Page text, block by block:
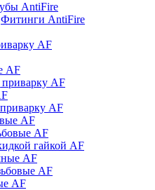
AntiFire
Фитинги AntiFire
AF
AF
AF
AF
AF
AF
гайкой AF
AF
AF
AF